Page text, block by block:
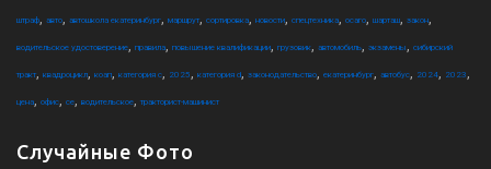
штраф, авто, автошкола екатеринбург, маршрут, сортировка, новости, спецтехника, осаго, шарташ, закон,
водительское удостоверение, правила, повышение квалификации, грузовик, автомобиль, экзамены, сибирский
тракт, квадроцикл, коап, категория c, 2025, категория d, законодательство, екатеринбург, автобус, 2024, 2023,
цена, офис, ce, водительское, тракторист-машинист
Случайные Фото